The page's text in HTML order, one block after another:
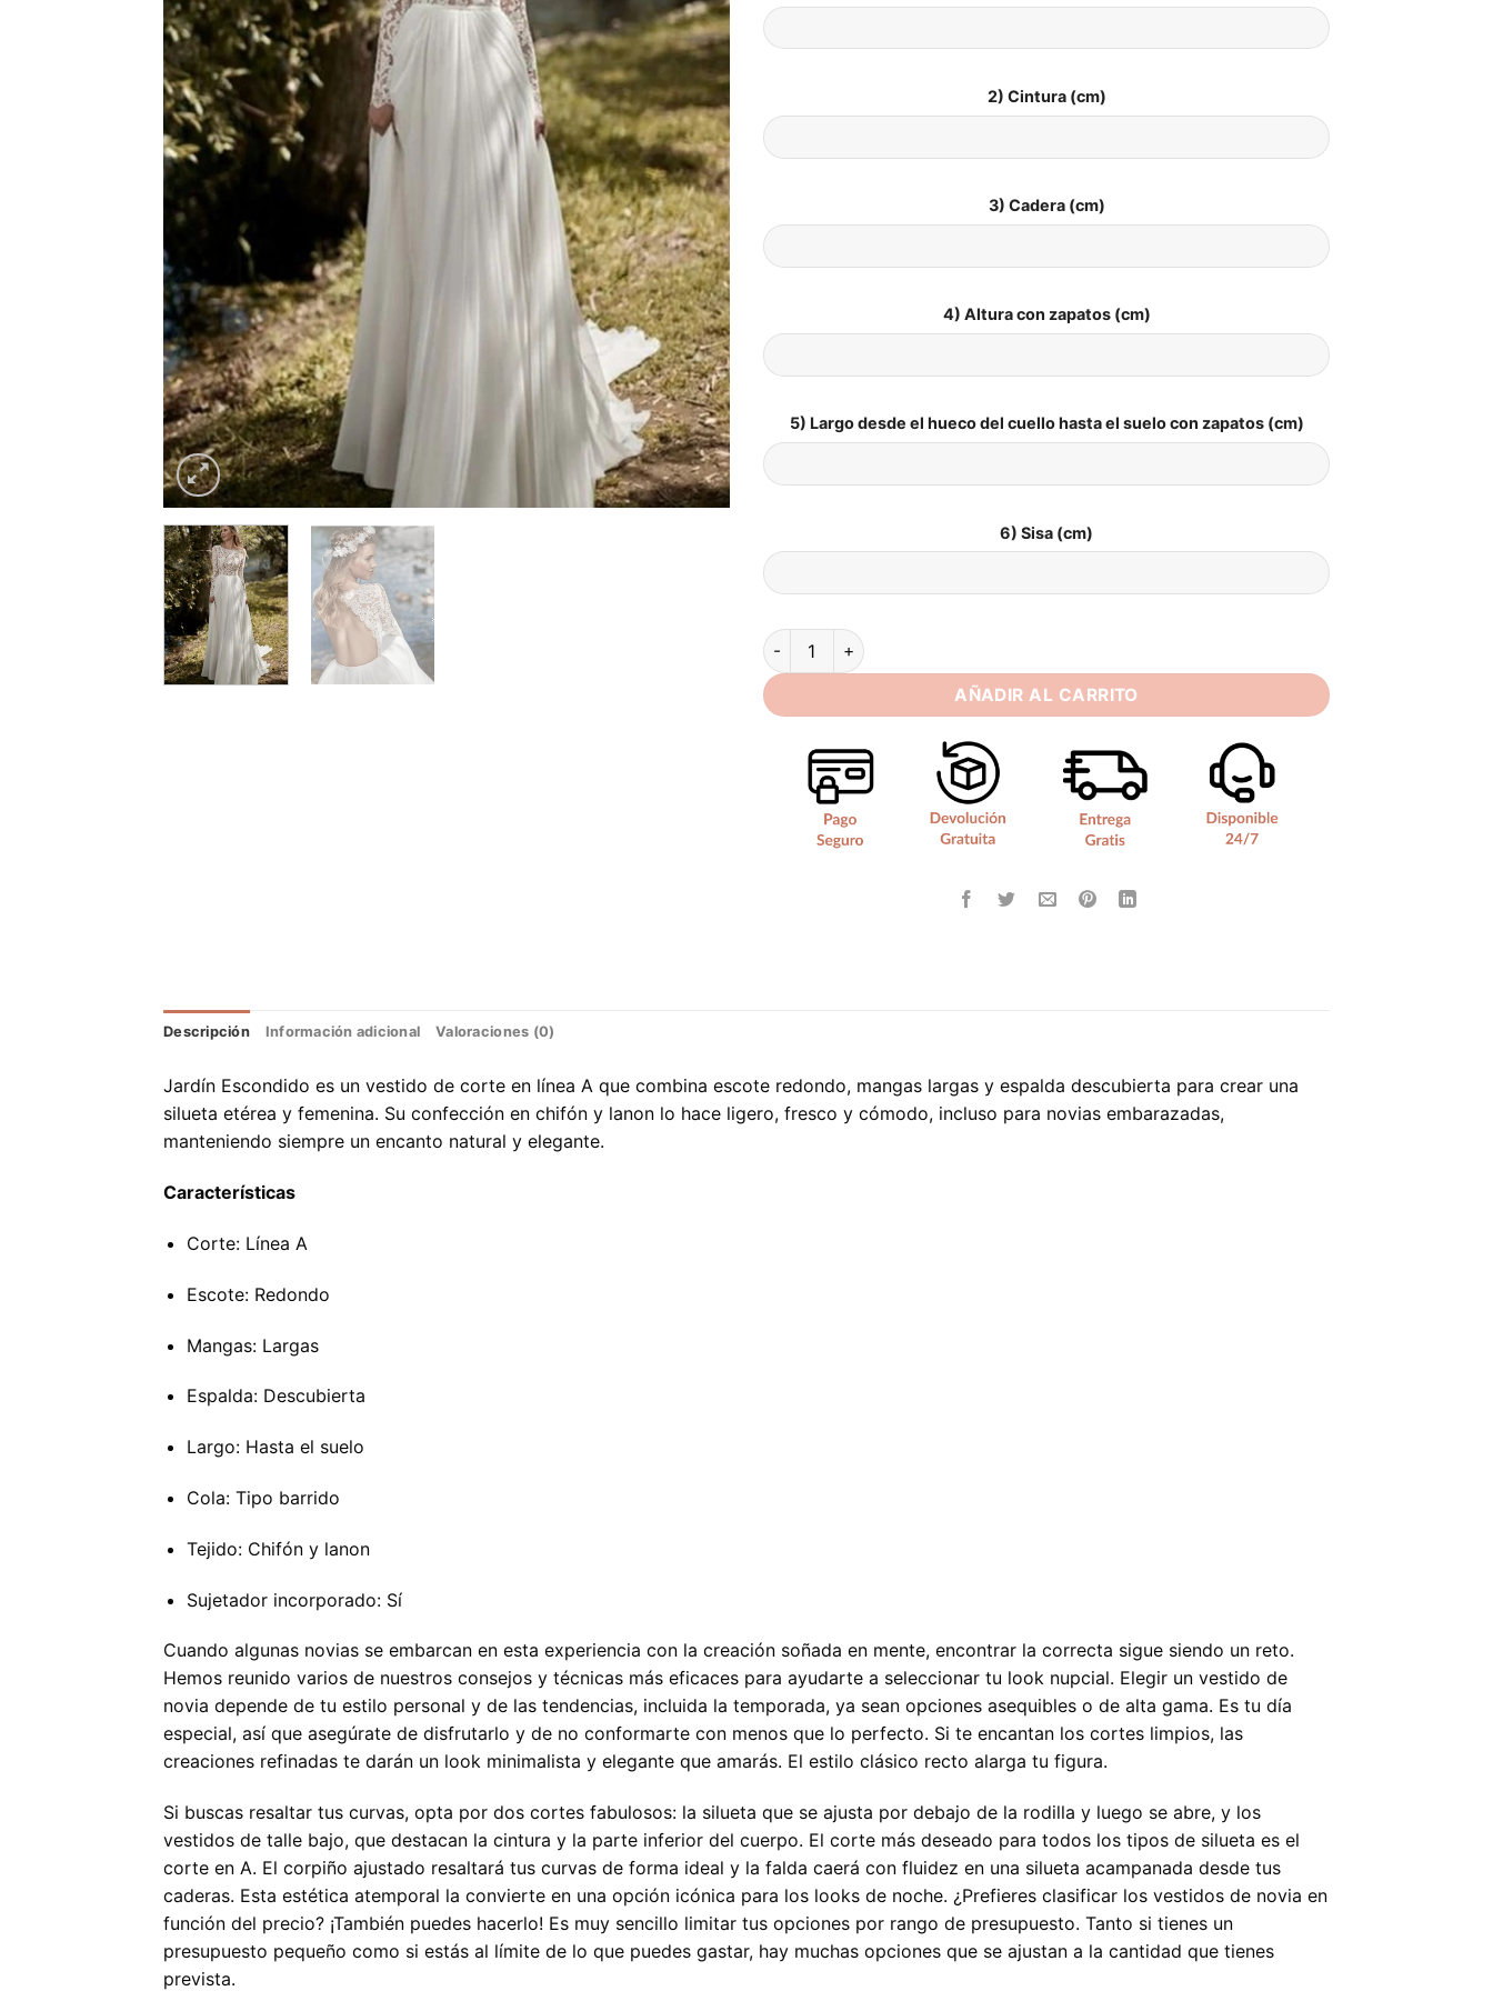
2) Cintura (cm)
3) Cadera (cm)
4) Altura con zapatos (cm)
5) Largo desde el hueco del cuello hasta el suelo con zapatos (cm)
6) Sisa (cm)
Vestidos de Novia Boho Jardín Escondido cantidad
AÑADIR AL CARRITO
Descripción Información adicional Valoraciones (0)
Jardín Escondido es un vestido de corte en línea A que combina escote redondo, mangas largas y espalda descubierta para crear una
silueta etérea y femenina. Su confección en chifón y lanon lo hace ligero, fresco y cómodo, incluso para novias embarazadas,
manteniendo siempre un encanto natural y elegante.
Características
Corte: Línea A
Escote: Redondo
Mangas: Largas
Espalda: Descubierta
Largo: Hasta el suelo
Cola: Tipo barrido
Tejido: Chifón y lanon
Sujetador incorporado: Sí
Cuando algunas novias se embarcan en esta experiencia con la creación soñada en mente, encontrar la correcta sigue siendo un reto.
Hemos reunido varios de nuestros consejos y técnicas más eficaces para ayudarte a seleccionar tu look nupcial. Elegir un vestido de
novia depende de tu estilo personal y de las tendencias, incluida la temporada, ya sean opciones asequibles o de alta gama. Es tu día
especial, así que asegúrate de disfrutarlo y de no conformarte con menos que lo perfecto. Si te encantan los cortes limpios, las
creaciones refinadas te darán un look minimalista y elegante que amarás. El estilo clásico recto alarga tu figura.
Si buscas resaltar tus curvas, opta por dos cortes fabulosos: la silueta que se ajusta por debajo de la rodilla y luego se abre, y los
vestidos de talle bajo, que destacan la cintura y la parte inferior del cuerpo. El corte más deseado para todos los tipos de silueta es el
corte en A. El corpiño ajustado resaltará tus curvas de forma ideal y la falda caerá con fluidez en una silueta acampanada desde tus
caderas. Esta estética atemporal la convierte en una opción icónica para los looks de noche. ¿Prefieres clasificar los vestidos de novia en
función del precio? ¡También puedes hacerlo! Es muy sencillo limitar tus opciones por rango de presupuesto. Tanto si tienes un
presupuesto pequeño como si estás al límite de lo que puedes gastar, hay muchas opciones que se ajustan a la cantidad que tienes
prevista.